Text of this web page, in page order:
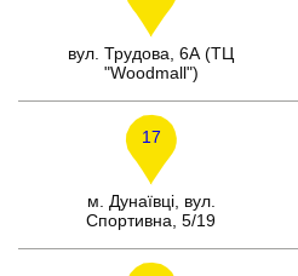
вул. Трудова, 6А (ТЦ
"Woodmall")
17
м. Дунаївці, вул.
Спортивна, 5/19